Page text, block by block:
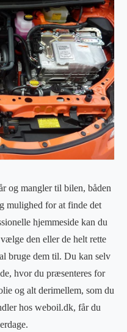
og mangler til bilen, båden
mulighed for at finde det
hjemmeside kan du
den eller de helt rette
bruge dem til. Du kan selv
hvor du præsenteres for
og alt derimellem, som du
hos weboil.dk, får du